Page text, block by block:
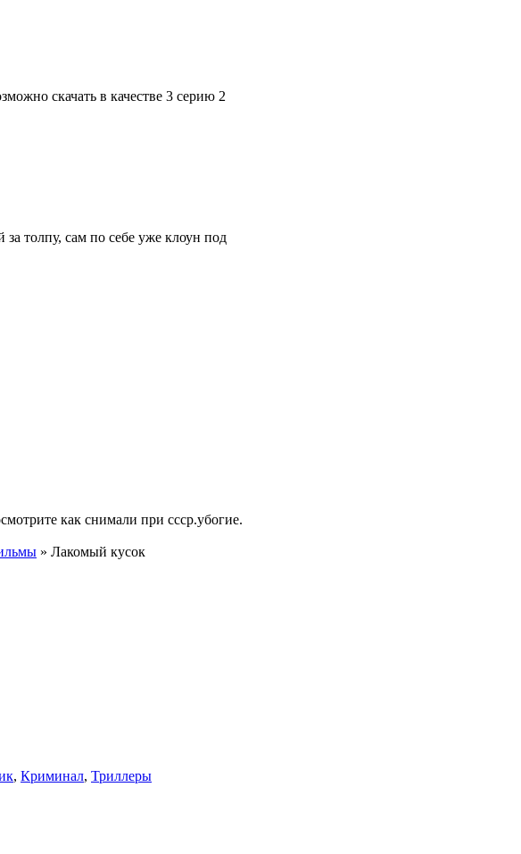
скачать в качестве 3 серию 2
толпу, сам по себе уже клоун под
как снимали при ссср.убогие.
» Лакомый кусок
, Криминал, Триллеры